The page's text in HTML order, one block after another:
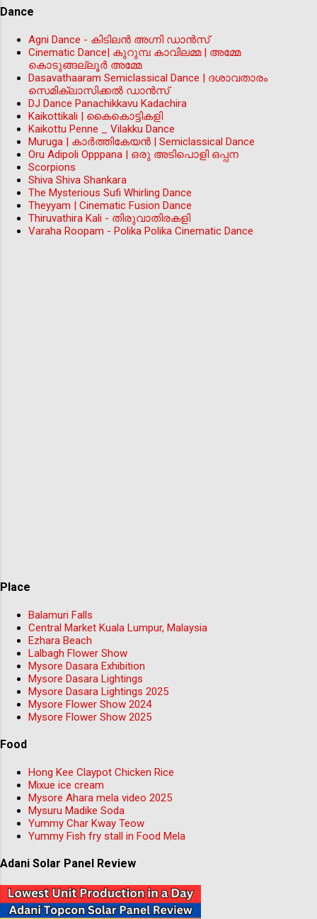
Dance
Agni Dance - കിടിലന്‍ അഗ്നി ഡാൻസ്
Cinematic Dance| കുറുമ്പ കാവിലമ്മ | അമ്മേ
കൊടുങ്ങല്ലൂർ അമ്മേ
Dasavathaaram Semiclassical Dance | ദശാവതാരം
സെമിക്ലാസിക്കൽ ഡാൻസ്
DJ Dance Panachikkavu Kadachira
Kaikottikali | കൈകൊട്ടികളി
Kaikottu Penne _ Vilakku Dance
Muruga | കാർത്തികേയൻ | Semiclassical Dance
Oru Adipoli Opppana | ഒരു അടിപൊളി ഒപ്പന
Scorpions
Shiva Shiva Shankara
The Mysterious Sufi Whirling Dance
Theyyam | Cinematic Fusion Dance
Thiruvathira Kali - തിരുവാതിരകളി
Varaha Roopam - Polika Polika Cinematic Dance
Place
Balamuri Falls
Central Market Kuala Lumpur, Malaysia
Ezhara Beach
Lalbagh Flower Show
Mysore Dasara Exhibition
Mysore Dasara Lightings
Mysore Dasara Lightings 2025
Mysore Flower Show 2024
Mysore Flower Show 2025
Food
Hong Kee Claypot Chicken Rice
Mixue ice cream
Mysore Ahara mela video 2025
Mysuru Madike Soda
Yummy Char Kway Teow
Yummy Fish fry stall in Food Mela
Adani Solar Panel Review